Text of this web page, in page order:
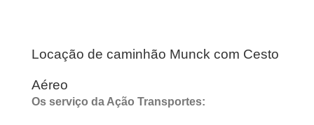
Locação de caminhão Munck com Cesto
Aéreo
Os serviço da Ação Transportes: